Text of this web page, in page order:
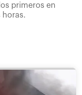
primeros en
horas.